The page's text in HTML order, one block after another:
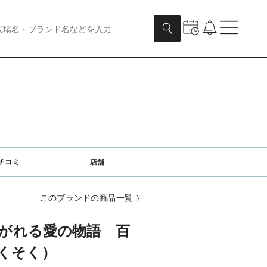
コミ 店舗
このブランドの商品一覧
がれる愛の物語 百
そく）